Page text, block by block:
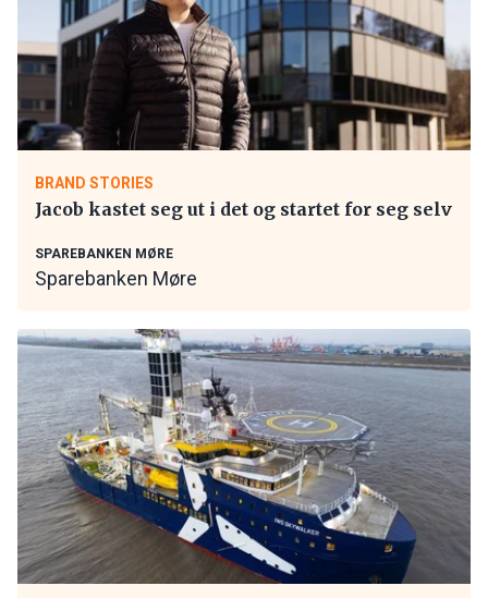
BRAND STORIES
Jacob kastet seg ut i det og startet for seg selv
SPAREBANKEN MØRE
Sparebanken Møre